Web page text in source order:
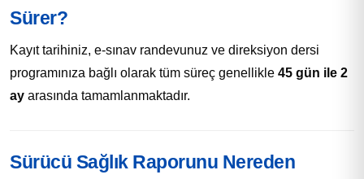
Sürer?
Kayıt tarihiniz, e-sınav randevunuz ve direksiyon dersi
programınıza bağlı olarak tüm süreç genellikle 45 gün ile 2
ay arasında tamamlanmaktadır.
Sürücü Sağlık Raporunu Nereden